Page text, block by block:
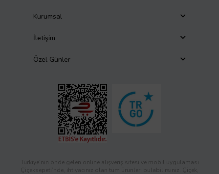
Kurumsal
İletişim
Özel Günler
Türkiye’nin önde gelen online alışveriş sitesi ve mobil uygulaması
Çiçeksepeti’nde, ihtiyacınız olan tüm ürünleri bulabilirsiniz. Çiçek,